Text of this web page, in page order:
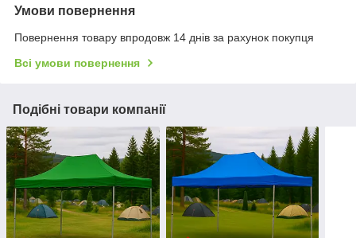
Умови повернення
Повернення товару впродовж 14 днів за рахунок покупця
Всі умови повернення
Подібні товари компанії